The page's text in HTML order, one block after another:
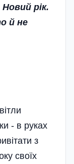
рік.
й не
- в руках
з
своїх